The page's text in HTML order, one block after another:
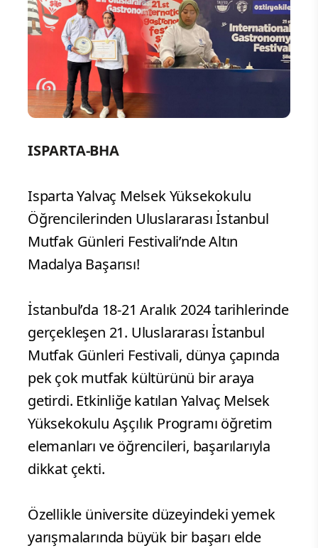
ISPARTA-BHA
Isparta Yalvaç Melsek Yüksekokulu
Öğrencilerinden Uluslararası İstanbul
Mutfak Günleri Festivali’nde Altın
Madalya Başarısı!
İstanbul’da 18-21 Aralık 2024 tarihlerinde
gerçekleşen 21. Uluslararası İstanbul
Mutfak Günleri Festivali, dünya çapında
pek çok mutfak kültürünü bir araya
getirdi. Etkinliğe katılan Yalvaç Melsek
Yüksekokulu Aşçılık Programı öğretim
elemanları ve öğrencileri, başarılarıyla
dikkat çekti.
Özellikle üniversite düzeyindeki yemek
yarışmalarında büyük bir başarı elde